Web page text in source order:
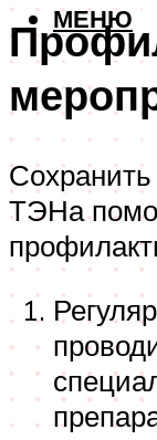
МЕНЮ
Сохранить
ТЭНа